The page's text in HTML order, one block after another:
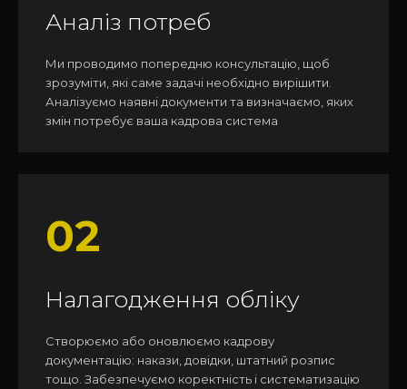
Аналіз потреб
Ми проводимо попередню консультацію, щоб
зрозуміти, які саме задачі необхідно вирішити.
Аналізуємо наявні документи та визначаємо, яких
змін потребує ваша кадрова система
02
Налагодження обліку
Створюємо або оновлюємо кадрову
документацію: накази, довідки, штатний розпис
тощо. Забезпечуємо коректність і систематизацію